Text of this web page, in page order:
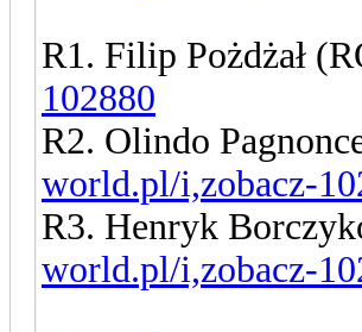
R1. Filip Pożdżał
102880
R2. Olindo
world.pl/i,zobacz-
R3. Henryk
world.pl/i,zobacz-